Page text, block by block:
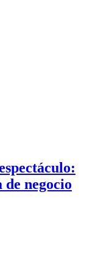
negocio